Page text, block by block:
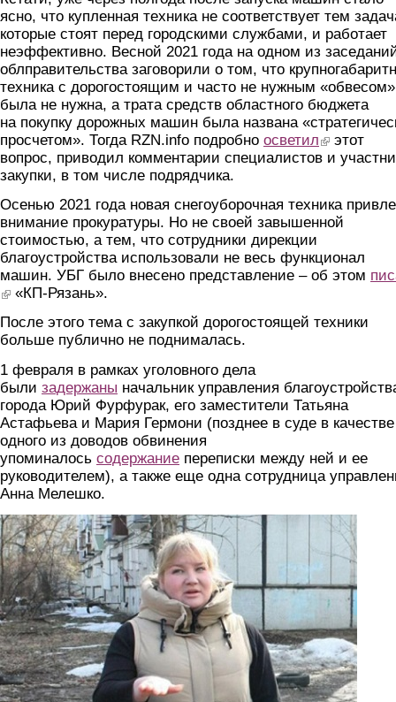
ясно, что купленная техника не соответствует тем
которые стоят перед городскими службами, и работает
неэффективно. Весной 2021 года на одном из
облправительства заговорили о том, что
техника с дорогостоящим и часто не нужным «обвесом»
была не нужна, а трата средств областного бюджета
на покупку дорожных машин была названа
просчетом». Тогда RZN.info подробно осветил (link is
этот
вопрос, приводил комментарии специалистов и
закупки, в том числе подрядчика.
Осенью 2021 года новая снегоуборочная техника
внимание прокуратуры. Но не своей завышенной
стоимостью, а тем, что сотрудники дирекции
благоустройства использовали не весь функционал
машин. УБГ было внесено представление – об этом
(link is external)
«КП-Рязань».
После этого тема с закупкой дорогостоящей техники
больше публично не поднималась.
1 февраля в рамках уголовного дела
были задержаны начальник управления
города Юрий Фурфурак, его заместители Татьяна
Астафьева и Мария Гермони (позднее в суде в качестве
одного из доводов обвинения
упоминалось содержание переписки между ней и ее
руководителем), а также еще одна сотрудница
Анна Мелешко.
germoni.jpg